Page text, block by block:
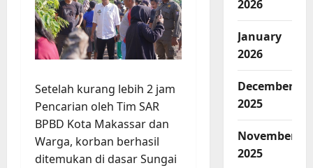
Setelah kurang lebih 2 jam
Pencarian oleh Tim SAR
BPBD Kota Makassar dan
Warga, korban berhasil
ditemukan di dasar Sungai
2026
January
2026
December
2025
November
2025